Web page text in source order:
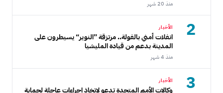
منذ 20 شهر
2 الأخبار
انفلات أمني بالفولة.. مرتزقة ”النوير“ يسيطرون على
المدينة بدعم من قيادة المليشيا
منذ 4 شهر
3 الأخبار
وكالات الأمم المتحدة تدعو لإتخاذ إجراءات عاجلة لحماية